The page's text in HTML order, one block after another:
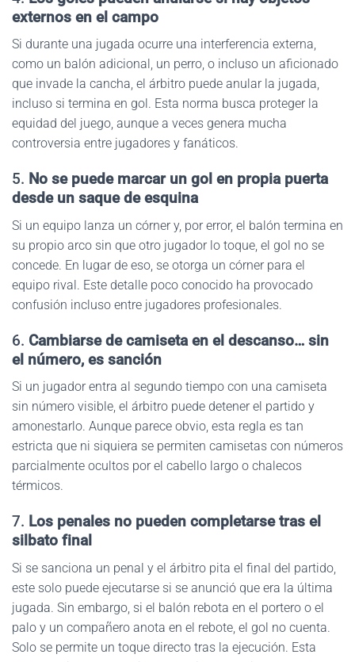
externos en el campo
Si durante una jugada ocurre una interferencia externa,
como un balón adicional, un perro, o incluso un aficionado
que invade la cancha, el árbitro puede anular la jugada,
incluso si termina en gol. Esta norma busca proteger la
equidad del juego, aunque a veces genera mucha
controversia entre jugadores y fanáticos.
5. No se puede marcar un gol en propia puerta
desde un saque de esquina
Si un equipo lanza un córner y, por error, el balón termina en
su propio arco sin que otro jugador lo toque, el gol no se
concede. En lugar de eso, se otorga un córner para el
equipo rival. Este detalle poco conocido ha provocado
confusión incluso entre jugadores profesionales.
6. Cambiarse de camiseta en el descanso… sin
el número, es sanción
Si un jugador entra al segundo tiempo con una camiseta
sin número visible, el árbitro puede detener el partido y
amonestarlo. Aunque parece obvio, esta regla es tan
estricta que ni siquiera se permiten camisetas con números
parcialmente ocultos por el cabello largo o chalecos
térmicos.
7. Los penales no pueden completarse tras el
silbato final
Si se sanciona un penal y el árbitro pita el final del partido,
este solo puede ejecutarse si se anunció que era la última
jugada. Sin embargo, si el balón rebota en el portero o el
palo y un compañero anota en el rebote, el gol no cuenta.
Solo se permite un toque directo tras la ejecución. Esta